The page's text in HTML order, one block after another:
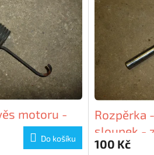
motoru -
Do košíku
Rozpěrka
sloupek -
Peugeot
100 Kč